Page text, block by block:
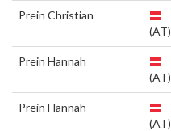
Prein Christian
(AT)
Prein Hannah
(AT)
Prein Hannah
(AT)